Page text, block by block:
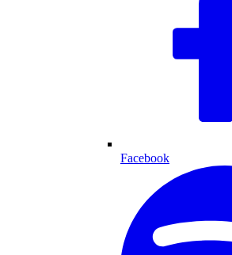
Facebook